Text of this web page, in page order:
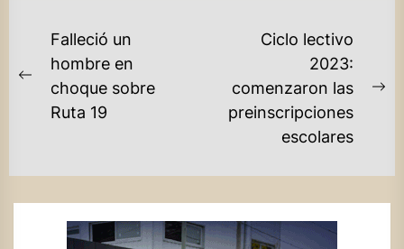
NAVEGACIÓN
DE
ENTRADAS
Previous
post:
Falleció un
hombre en
choque sobre
Ruta 19
Ciclo lectivo
2023:
comenzaron las
preinscripciones
escolares